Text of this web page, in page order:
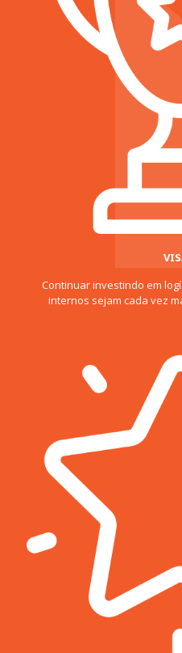
Continuar investindo em
internos sejam cada vez